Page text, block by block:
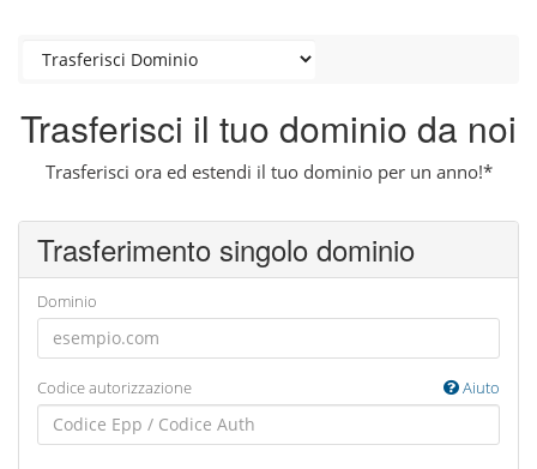
Trasferisci il tuo dominio da noi
Trasferisci ora ed estendi il tuo dominio per un anno!*
Trasferimento singolo dominio
Dominio
Codice autorizzazione Aiuto